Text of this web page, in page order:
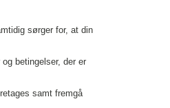
sørger for, at din
betingelser, der er
samt fremgå